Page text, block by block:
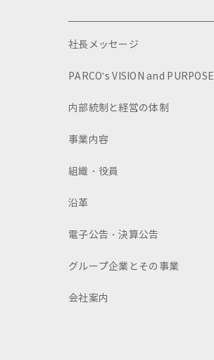
社長メッセージ
PARCO's VISION and PURPOSE
内部統制と経営の体制
事業内容
組織・役員
沿革
電子公告・決算公告
グループ企業とその事業
会社案内